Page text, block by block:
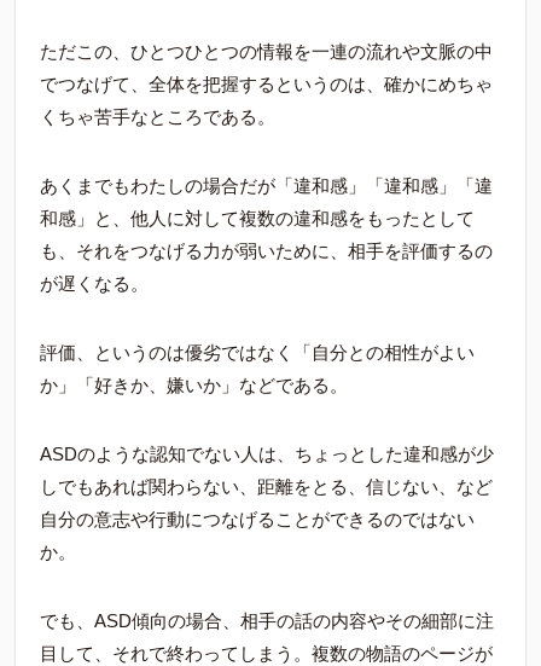
ただこの、ひとつひとつの情報を一連の流れや文脈の中
でつなげて、全体を把握するというのは、確かにめちゃ
くちゃ苦手なところである。
あくまでもわたしの場合だが「違和感」「違和感」「違
和感」と、他人に対して複数の違和感をもったとして
も、それをつなげる力が弱いために、相手を評価するの
が遅くなる。
評価、というのは優劣ではなく「自分との相性がよい
か」「好きか、嫌いか」などである。
ASDのような認知でない人は、ちょっとした違和感が少
しでもあれば関わらない、距離をとる、信じない、など
自分の意志や行動につなげることができるのではない
か。
でも、ASD傾向の場合、相手の話の内容やその細部に注
目して、それで終わってしまう。複数の物語のページが